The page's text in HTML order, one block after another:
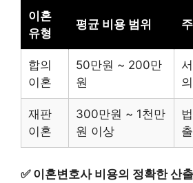
이혼
유형
평균 비용 범위
합의
이혼
50만원 ~ 200만
원
의
재판
이혼
300만원 ~ 1천만
원 이상
✅ 이혼변호사 비용의 정확한 산